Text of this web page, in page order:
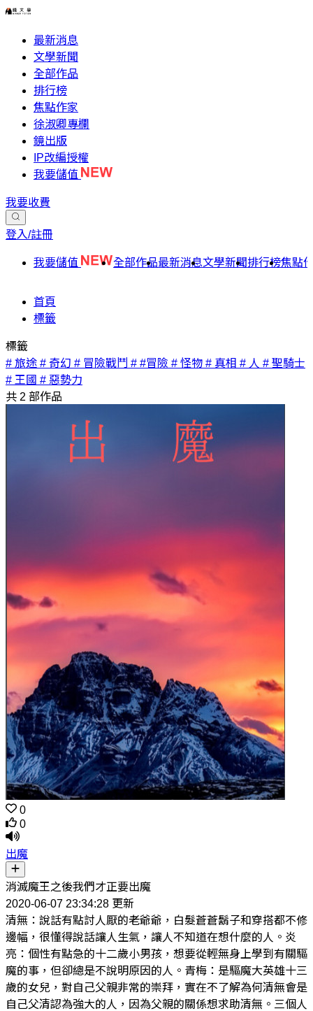
最新消息
文學新聞
全部作品
排行榜
焦點作家
徐淑卿專欄
鏡出版
IP改編授權
我要儲值
我要收費
登入/註冊
我要儲值 全部作品最新消息文學新聞排行榜焦點
首頁
標籤
標籤
# 旅途 # 奇幻 # 冒險戰鬥 # #冒險 # 怪物 # 真相 # 人 # 聖騎士
# 王國 # 惡勢力
共 2 部作品
0
0
出魔
消滅魔王之後我們才正要出魔
2020-06-07 23:34:28 更新
清無：說話有點討人厭的老爺爺，白髮蒼蒼鬍子和穿搭都不修
邊幅，很懂得說話讓人生氣，讓人不知道在想什麼的人。炎
亮：個性有點急的十二歲小男孩，想要從輕無身上學到有關驅
魔的事，但卻總是不說明原因的人。青梅：是驅魔大英雄十三
歲的女兒，對自己父親非常的崇拜，實在不了解為何清無會是
自己父清認為強大的人，因為父親的關係想求助清無。三個人